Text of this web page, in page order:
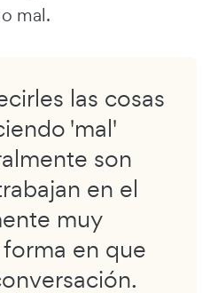
mal.
las cosas
'mal'
son
en el
muy
en que